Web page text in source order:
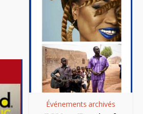
Événements archivés